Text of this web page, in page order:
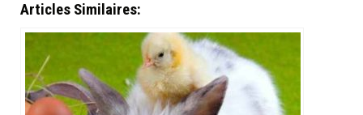
Articles Similaires: